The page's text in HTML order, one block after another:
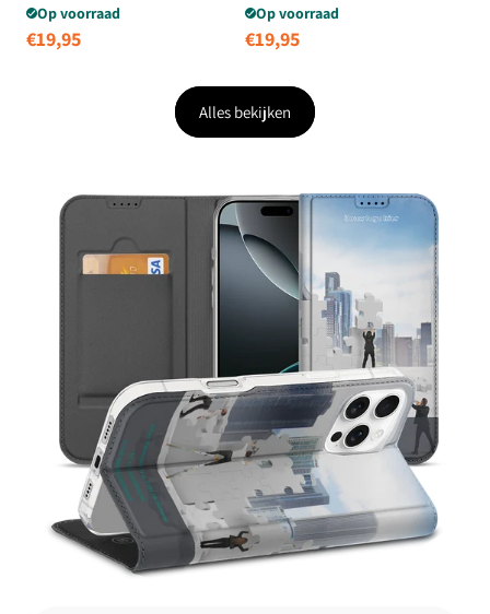
Tulips
Op voorraad
Normale
€19,95
Zwarte Kat
Op voorraad
Normale
€19,95
Alles bekijken